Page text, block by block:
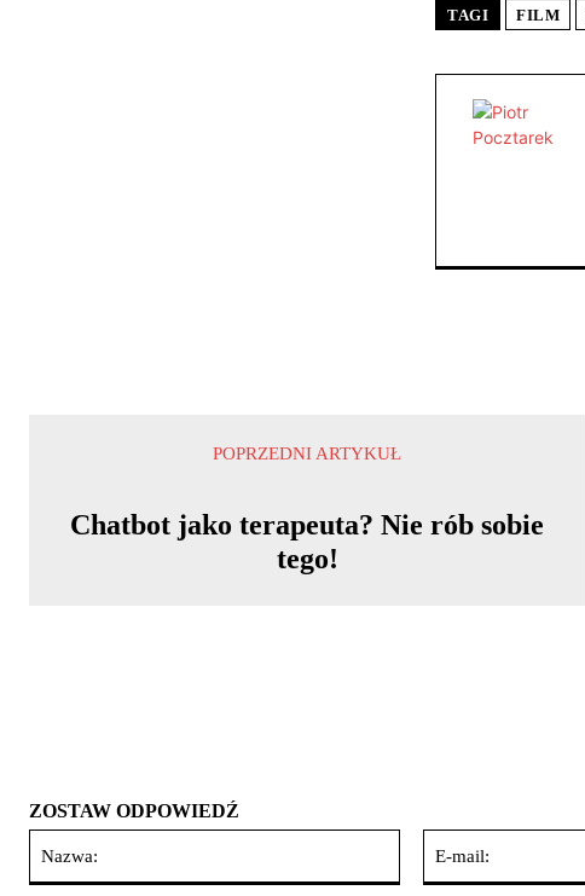
TAGI FILM
POPRZEDNI ARTYKUŁ
Chatbot jako terapeuta? Nie rób sobie
tego!
ZOSTAW ODPOWIEDŹ